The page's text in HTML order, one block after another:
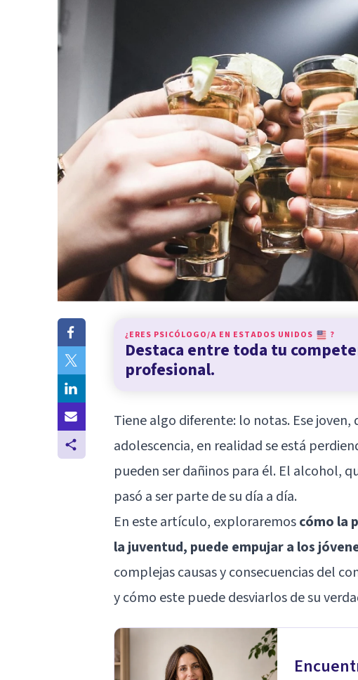
¿ERES PSICÓLOGO/A EN ESTADOS UNIDOS ?
Destaca entre toda tu
profesional.
Tiene algo diferente: lo notas. Ese
adolescencia, en realidad se está
pueden ser dañinos para él. El alcohol,
pasó a ser parte de su día a día.
En este artículo, exploraremoscómo la
la juventud, puede empujar a los
complejas causas y consecuencias del
y cómo este puede desviarlos de su